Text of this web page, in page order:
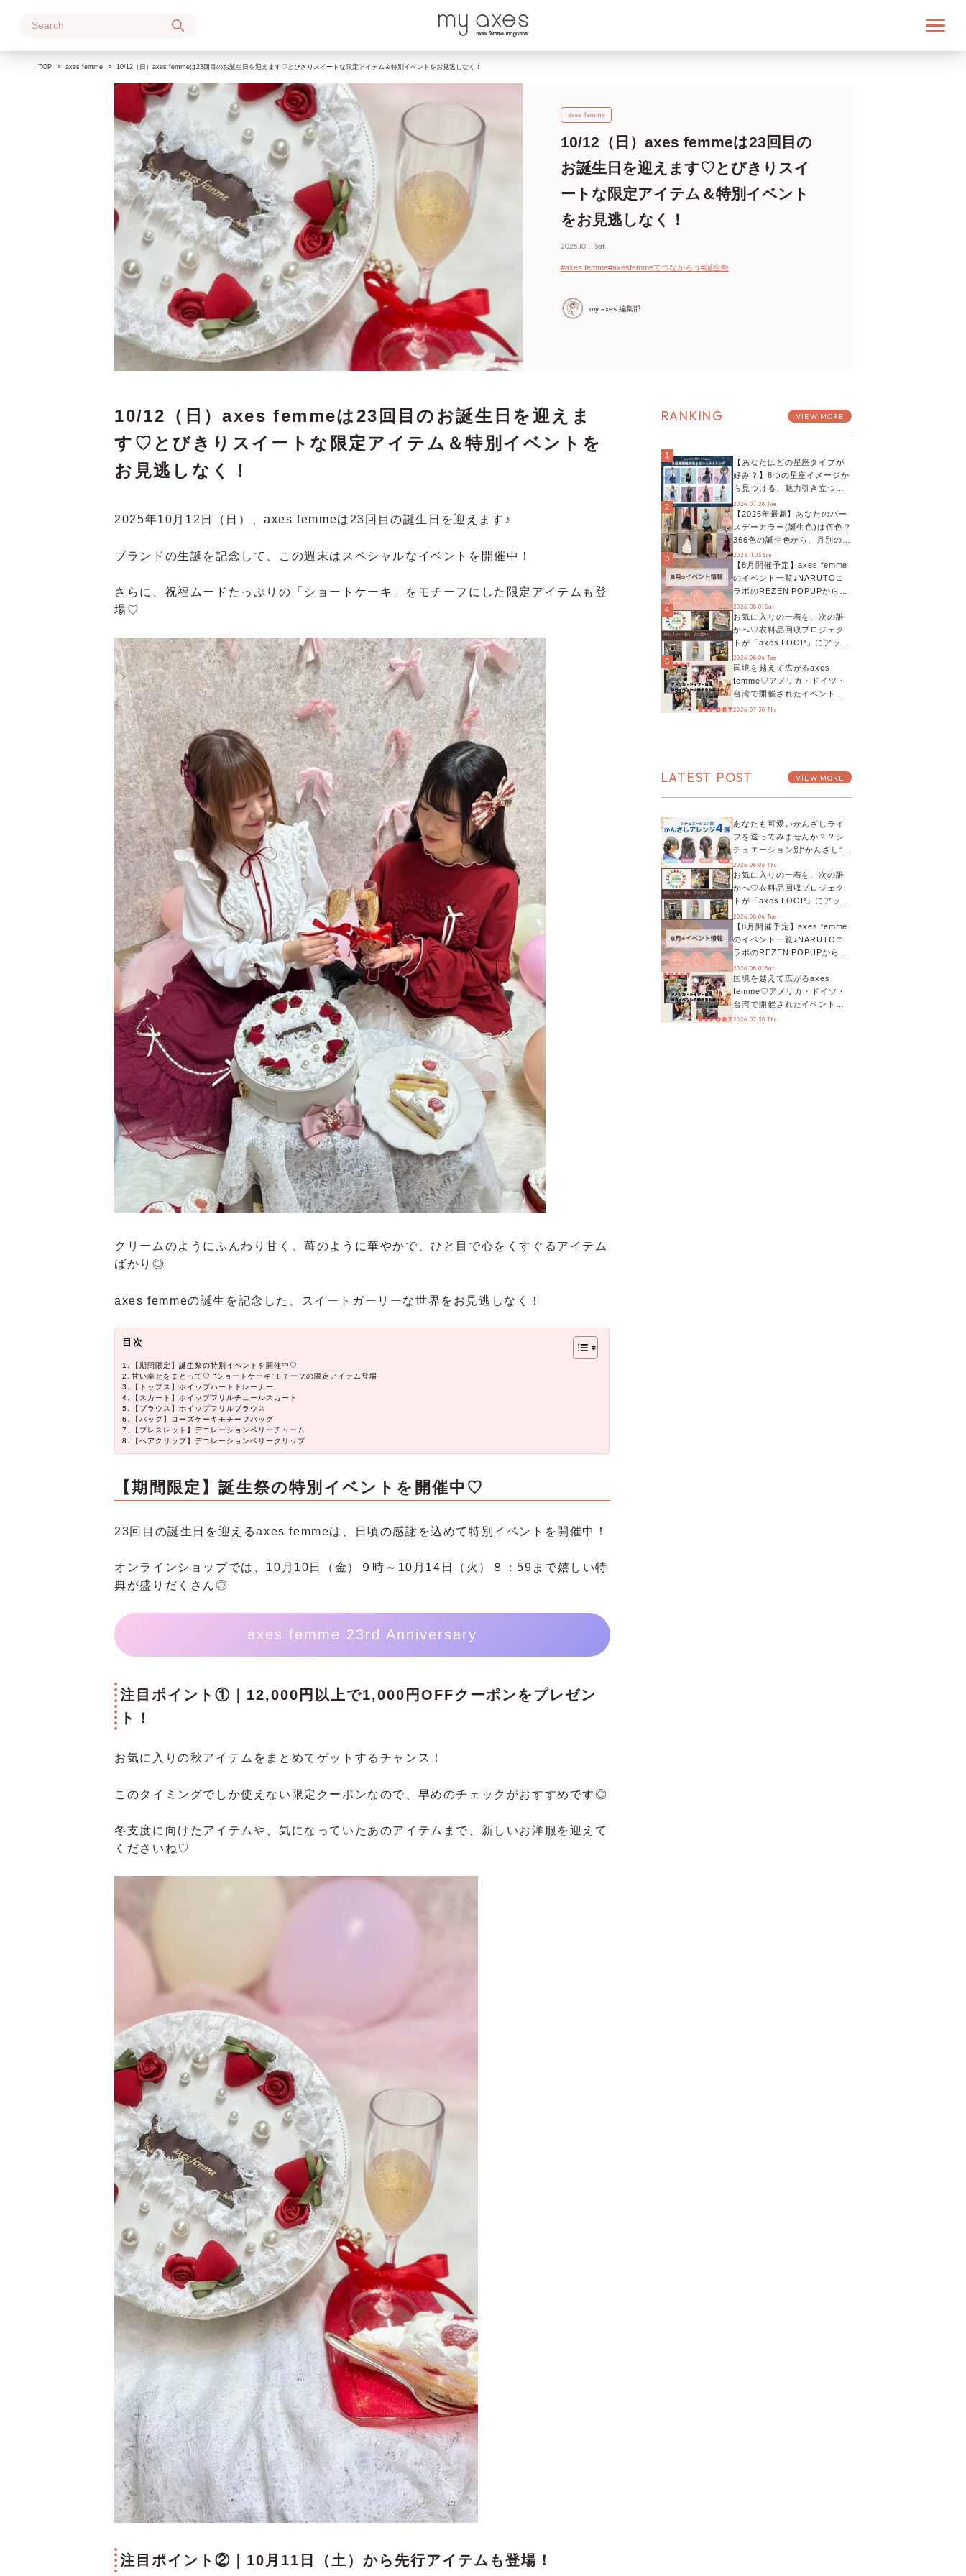
TOP axes femme 10/12（日）axes femmeは23回目のお誕生日を迎えます♡とびきりスイートな限定アイテム＆特別イベントをお見逃しなく！
axes femme
10/12（日）axes femmeは23回目の
お誕生日を迎えます♡とびきりスイ
ートな限定アイテム＆特別イベント
をお見逃しなく！
2025.10.11 Sat.
#axes femme#axesfemmeでつながろう #誕生祭
my axes 編集部
10/12（日）axes femmeは23回目のお誕生日を迎えま
す♡とびきりスイートな限定アイテム＆特別イベントを
お見逃しなく！
2025年10月12日（日）、axes femmeは23回目の誕生日を迎えます♪
ブランドの生誕を記念して、この週末はスペシャルなイベントを開催中！
さらに、祝福ムードたっぷりの「ショートケーキ」をモチーフにした限定アイテムも登
場♡
クリームのようにふんわり甘く、苺のように華やかで、ひと目で心をくすぐるアイテム
ばかり◎
axes femmeの誕生を記念した、スイートガーリーな世界をお見逃しなく！
目次
【期間限定】誕生祭の特別イベントを開催中♡
甘い幸せをまとって♡ “ショートケーキ”モチーフの限定アイテム登場
【トップス】ホイップハートトレーナー
【スカート】ホイップフリルチュールスカート
【ブラウス】ホイップフリルブラウス
【バッグ】ローズケーキモチーフバッグ
【ブレスレット】デコレーションベリーチャーム
【ヘアクリップ】デコレーションベリークリップ
【期間限定】誕生祭の特別イベントを開催中♡
23回目の誕生日を迎えるaxes femmeは、日頃の感謝を込めて特別イベントを開催中！
オンラインショップでは、10月10日（金）９時～10月14日（火）８：59まで嬉しい特
典が盛りだくさん◎
axes femme 23rd Anniversary
注目ポイント①｜12,000円以上で1,000円OFFクーポンをプレゼン
ト！
お気に入りの秋アイテムをまとめてゲットするチャンス！
このタイミングでしか使えない限定クーポンなので、早めのチェックがおすすめです◎
冬支度に向けたアイテムや、気になっていたあのアイテムまで、新しいお洋服を迎えて
くださいね♡
注目ポイント②｜10月11日（土）から先行アイテムも登場！
RANKING VIEW MORE
1
【あなたはどの星座タイプが
好み？】8つの星座イメージか
ら見つける、魅力引き立つス
タイリング♡
2026.07.28 Tue
2
【2026年最新】あなたのバー
スデーカラー(誕生色)は何色？
366色の誕生色から、月別の誕
生色、バースデーカラーコー
デまでご紹介♡
2023.11.05 Sun
3
【8月開催予定】axes femme
のイベント一覧♪NARUTOコ
ラボのREZEN POPUPから、
プチYour Stage.、ティーパー
ティまで！8月の特別なイベン
トをチェック◎
2026.08.01 Sat
4
お気に入りの一着を、次の誰
かへ♡衣料品回収プロジェク
トが「axes LOOP」にアップ
デート！活用するとポイント
が手に入る◎
2026.08.04 Tue
5
国境を越えて広がるaxes
femme♡アメリカ・ドイツ・
台湾で開催されたイベントを
お届け！美沙子さんからのコ
2026.07.30 Thu
LATEST POST VIEW MORE
あなたも可愛いかんざしライ
フを送ってみませんか？？シ
チュエーション別“かんざし”の
オススメ【ショップスタッフ
編集部】
2026.08.06 Thu.
お気に入りの一着を、次の誰
かへ♡衣料品回収プロジェク
トが「axes LOOP」にアップ
デート！活用するとポイント
が手に入る◎
2026.08.04 Tue.
【8月開催予定】axes femme
のイベント一覧♪NARUTOコ
ラボのREZEN POPUPから、
プチYour Stage.、ティーパー
ティまで！8月の特別なイベン
トをチェック◎
2026.08.01 Sat.
国境を越えて広がるaxes
femme♡アメリカ・ドイツ・
台湾で開催されたイベントを
お届け！美沙子さんからのコ
2026.07.30 Thu.